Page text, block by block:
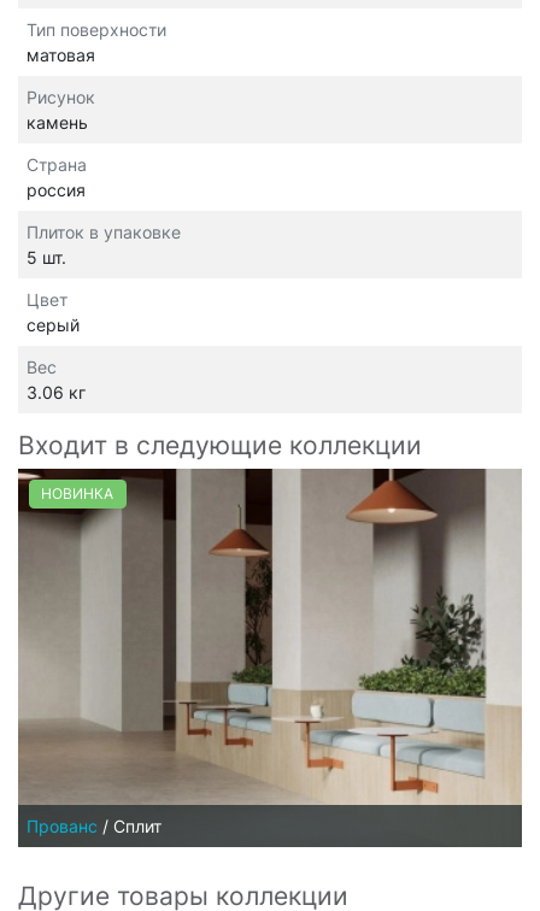
Тип поверхности
матовая
Рисунок
камень
Страна
россия
Плиток в упаковке
5 шт.
Цвет
серый
Вес
3.06 кг
Входит в следующие коллекции
НОВИНКА
Прованс / Сплит
Другие товары коллекции